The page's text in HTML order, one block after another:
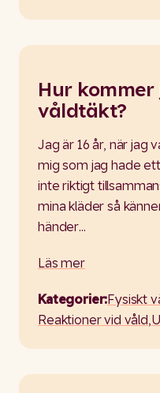
Hur
våldtäkt?
Jag är 16 år, när jag
mig som jag hade
inte riktigt
mina kläder så
händer…
Läs mer
Kategorier:Fysiskt
Reaktioner vid våld,